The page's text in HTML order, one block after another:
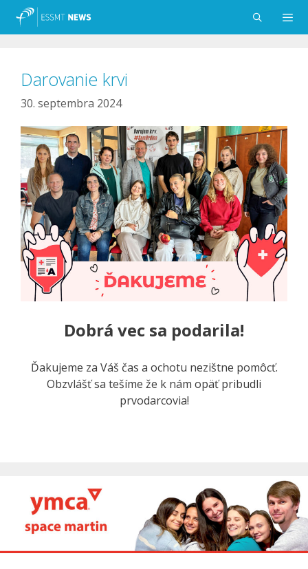
Preskočiť
Darovanie krvi
30. septembra 2024
Dobrá vec sa podarila!
Ďakujeme za Váš čas a ochotu nezištne pomôcť.
Obzvlášť sa tešíme že k nám opäť pribudli
prvodarcovia!